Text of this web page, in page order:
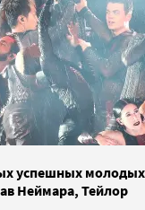
успешных молодых
Неймара, Тейлор